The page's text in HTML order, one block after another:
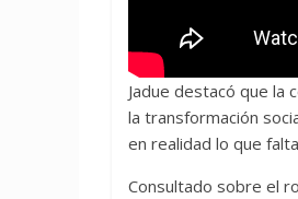
Jadue destacó que la
la transformación
en realidad lo que
Consultado sobre el